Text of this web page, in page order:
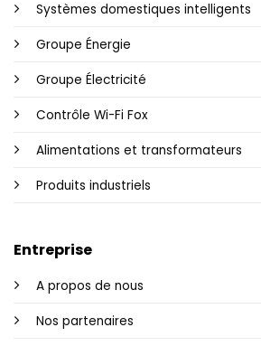
Systèmes domestiques intelligents
Groupe Énergie
Groupe Électricité
Contrôle Wi-Fi Fox
Alimentations et transformateurs
Produits industriels
Entreprise
A propos de nous
Nos partenaires